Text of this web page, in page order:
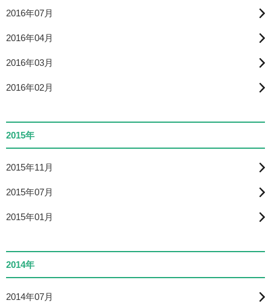
2016年07月
2016年04月
2016年03月
2016年02月
2015年
2015年11月
2015年07月
2015年01月
2014年
2014年07月